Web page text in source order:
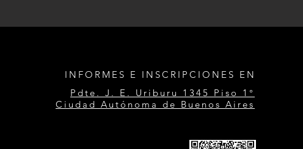
INFORMES E INSCRIPCIONES EN
Pdte. J. E. Uriburu 1345 Piso 1°
Ciudad Autónoma de Buenos Aires